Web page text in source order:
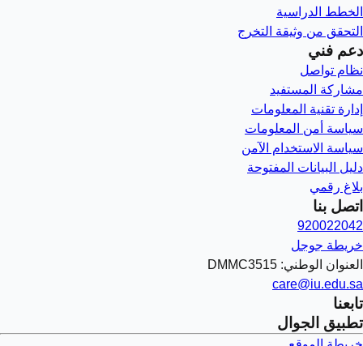
الخطط الدراسية
التحقق من وثيقة التخرج
دعم فني
نظام تواصل
مشاركة المستفيد
إدارة تقنية المعلومات
سياسة أمن المعلومات
سياسة الاستخدام الآمن
دليل البيانات المفتوحة
بلاغ رقمي
اتصل بنا
920022042
خريطة جوجل
العنوان الوطني: DMMC3515
care@iu.edu.sa
تابعنا
تطبيق الجوال